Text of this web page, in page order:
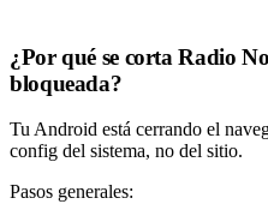
¿Por qué se corta Radio
bloqueada?
Tu Android está cerrando el
config del sistema, no del sitio.
Pasos generales: